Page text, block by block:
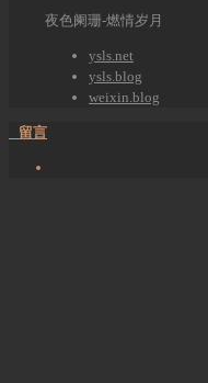
夜色阑珊-燃情岁月
ysls.net
ysls.blog
weixin.blog
留言